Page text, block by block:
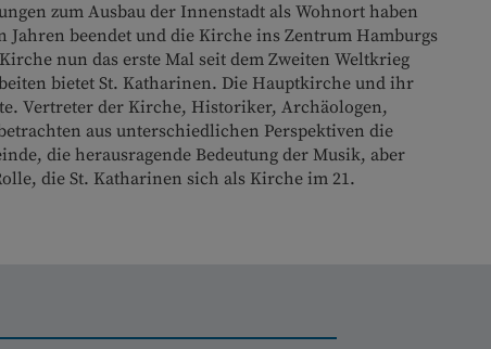
zum Ausbau der Innenstadt als Wohnort haben
Jahren beendet und die Kirche ins Zentrum Hamburgs
nun das erste Mal seit dem Zweiten Weltkrieg
bietet St. Katharinen. Die Hauptkirche und ihr
Vertreter der Kirche, Historiker, Archäologen,
aus unterschiedlichen Perspektiven die
die herausragende Bedeutung der Musik, aber
die St. Katharinen sich als Kirche im 21.